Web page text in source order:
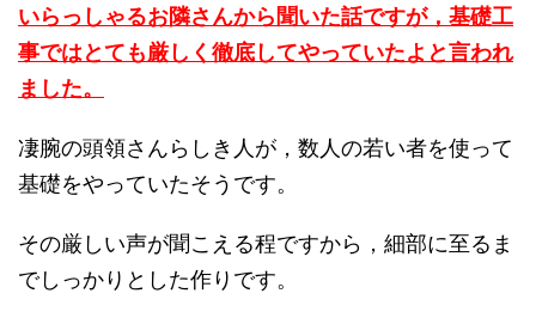
いらっしゃるお隣さんから聞いた話ですが，基礎工
事ではとても厳しく徹底してやっていたよと言われ
ました。
凄腕の頭領さんらしき人が，数人の若い者を使って
基礎をやっていたそうです。
その厳しい声が聞こえる程ですから，細部に至るま
でしっかりとした作りです。